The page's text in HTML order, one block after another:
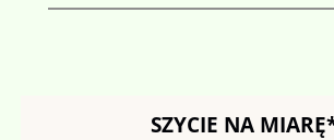
SZYCIE NA